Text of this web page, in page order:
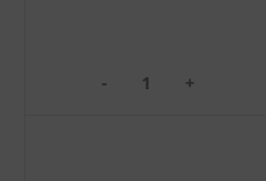
- +